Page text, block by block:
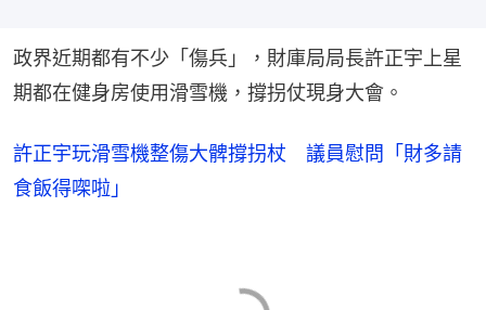
政界近期都有不少「傷兵」，財庫局局長許正宇上星
期都在健身房使用滑雪機，撐拐󠄆仗現身大會。
許正宇玩滑雪機整傷大髀撐拐杖 議員慰問「財多請
食飯得㗎啦」